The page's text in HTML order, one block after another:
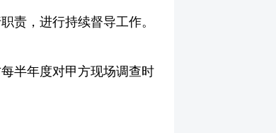
责，进行持续督导工作。
半年度对甲方现场调查时